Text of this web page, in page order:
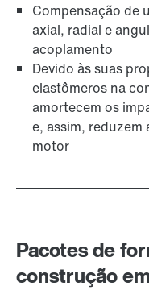
Compensação de
axial, radial e
acoplamento
Devido às suas
elastômeros na
amortecem os
e, assim,
motor
Pacotes de
construção